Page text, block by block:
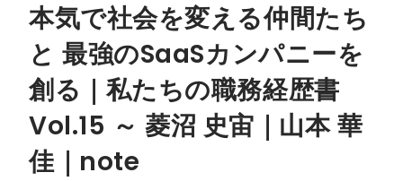
本気で社会を変える仲間たち
と 最強のSaaSカンパニーを
創る｜私たちの職務経歴書
Vol.15 ～ 菱沼 史宙｜山本 華
佳｜note